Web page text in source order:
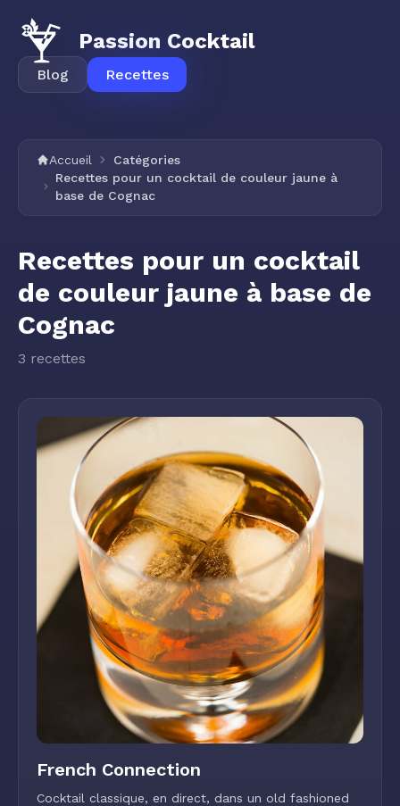
Passion Cocktail
Blog Recettes
Accueil
Catégories
Recettes pour un cocktail de couleur jaune à
base de Cognac
Recettes pour un cocktail
de couleur jaune à base de
Cognac
3 recettes
French Connection
Cocktail classique, en direct, dans un old fashioned